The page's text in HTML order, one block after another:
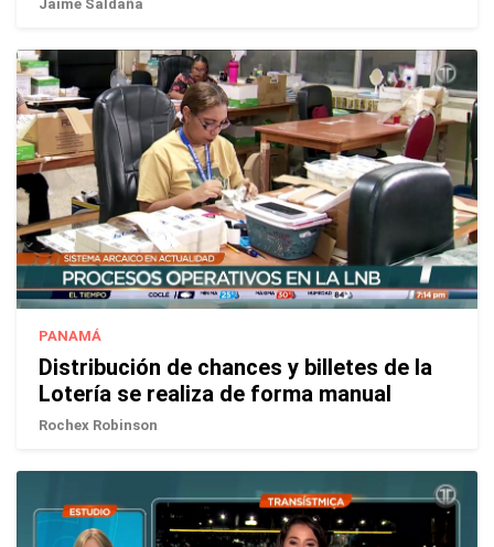
Jaime Saldaña
PANAMÁ
Distribución de chances y billetes de la
Lotería se realiza de forma manual
Rochex Robinson